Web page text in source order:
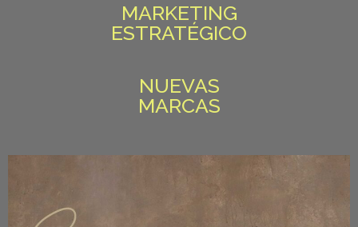
MARKETING
ESTRATÉGICO
NUEVAS
MARCAS